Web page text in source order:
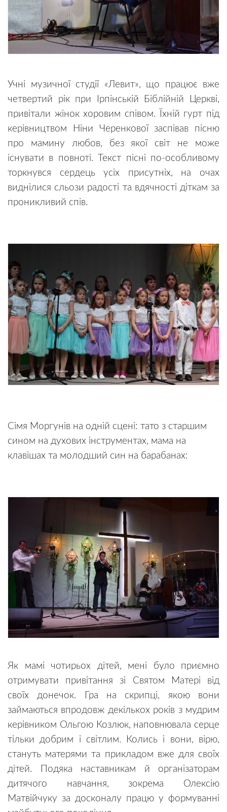
Учні музичної студії «Левит», що працює вже
четвертий рік при Ірпінській Біблійній Церкві,
привітали жінок хоровим співом. Їхній гурт під
керівництвом Ніни Черенкової заспівав пісню
про мамину любов, без якої світ не може
існувати в повноті. Текст пісні по-особливому
торкнувся сердець усіх присутніх, на очах
виднілися сльози радості та вдячності діткам за
проникливий спів.
Сімя Моргунів на одній сцені: тато з старшим
сином на духових інструментах, мама на
клавішах та молодший син на барабанах:
Як мамі чотирьох дітей, мені було приємно
отримувати привітання зі Святом Матері від
своїх донечок. Гра на скрипці, якою вони
займаються впродовж декількох років з мудрим
керівником Ольгою Козлюк, наповнювала серце
тільки добрим і світлим. Колись і вони, вірю,
стануть матерями та прикладом вже для своїх
дітей. Подяка наставникам й організаторам
дитячого навчання, зокрема Олексію
Матвійчуку за досконалу працю у формуванні